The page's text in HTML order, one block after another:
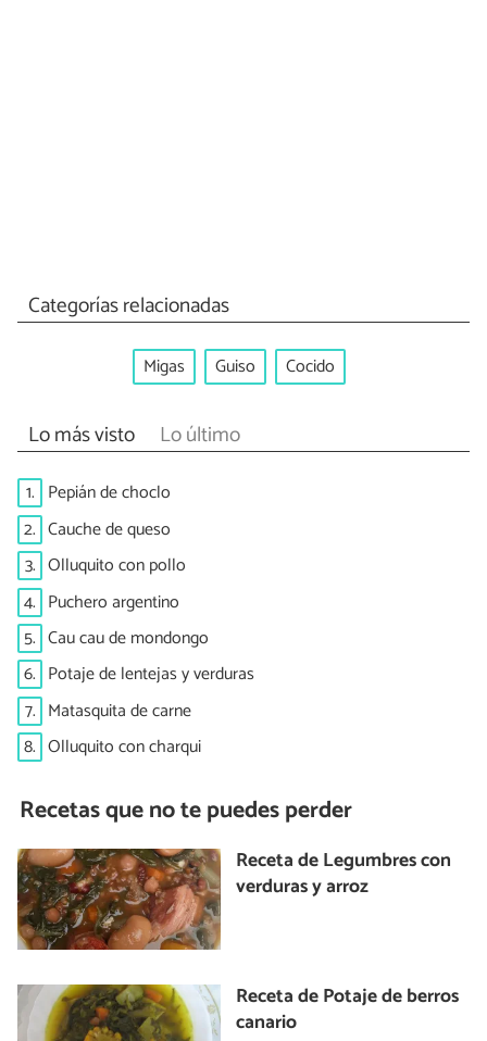
Categorías relacionadas
Migas Guiso Cocido
Lo más visto Lo último
1. Pepián de choclo
2. Cauche de queso
3. Olluquito con pollo
4. Puchero argentino
5. Cau cau de mondongo
6. Potaje de lentejas y verduras
7. Matasquita de carne
8. Olluquito con charqui
Recetas que no te puedes perder
Receta de Legumbres con
verduras y arroz
Receta de Potaje de berros
canario